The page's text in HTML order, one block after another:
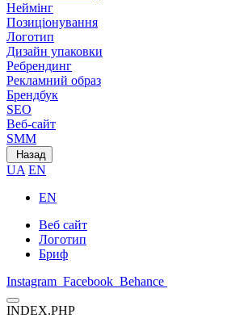
Неймінг
Позиціонування
Логотип
Дизайн упаковки
Ребрендинг
Рекламний образ
Брендбук
SEO
Веб-сайт
SMM
Назад
UA EN
EN
Веб сайт
Логотип
Бриф
Instagram Facebook Behance
INDEX.PHP